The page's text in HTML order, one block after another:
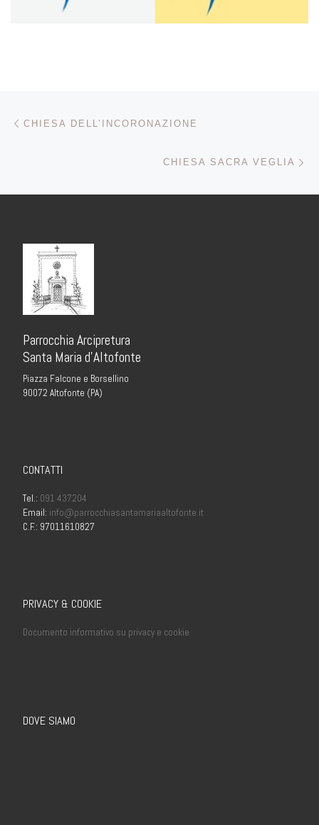
Navigazione articoli
CHIESA DELL’INCORONAZIONE
CHIESA SACRA VEGLIA
Parrocchia Arcipretura
Santa Maria d’Altofonte
Piazza Falcone e Borsellino
90072 Altofonte (PA)
CONTATTI
Tel.: 091 437204
Email: info@parrocchiasantamariaaltofonte.it
C.F.: 97011610827
PRIVACY & COOKIE
Documento informativo su privacy e cookie
DOVE SIAMO